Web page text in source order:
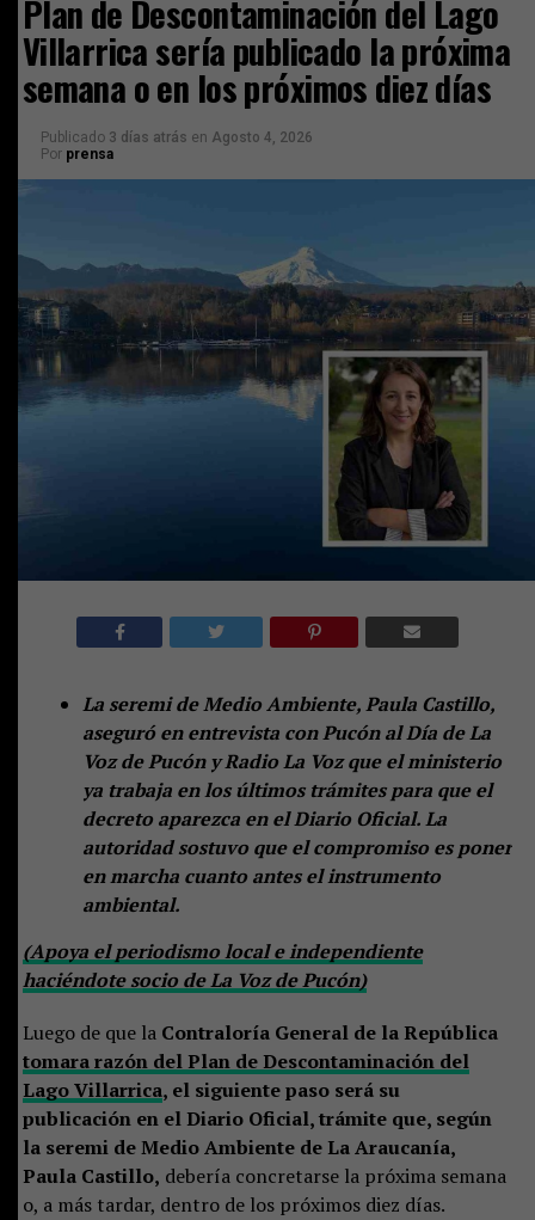
Plan de Descontaminación del Lago
Villarrica sería publicado la próxima
semana o en los próximos diez días
Publicado 3 días atrás en Agosto 4, 2026
Por prensa
La seremi de Medio Ambiente, Paula Castillo,
aseguró en entrevista con Pucón al Día de La
Voz de Pucón y Radio La Voz que el ministerio
ya trabaja en los últimos trámites para que el
decreto aparezca en el Diario Oficial. La
autoridad sostuvo que el compromiso es poner
en marcha cuanto antes el instrumento
ambiental.
(Apoya el periodismo local e independiente
haciéndote socio de La Voz de Pucón)
Luego de que la Contraloría General de la República
tomara razón del Plan de Descontaminación del
Lago Villarrica, el siguiente paso será su
publicación en el Diario Oficial, trámite que, según
la seremi de Medio Ambiente de La Araucanía,
Paula Castillo, debería concretarse la próxima semana
o, a más tardar, dentro de los próximos diez días.